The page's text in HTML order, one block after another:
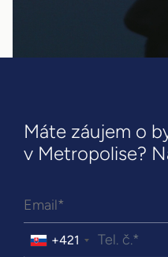
Máte záujem o
v Metropolise?
+421